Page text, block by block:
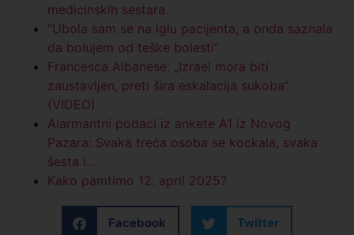
medicinskih sestara
“Ubola sam se na iglu pacijenta, a onda saznala
da bolujem od teške bolesti“
Francesca Albanese: „Izrael mora biti
zaustavljen, preti šira eskalacija sukoba“
(VIDEO)
Alarmantni podaci iz ankete A1 iz Novog
Pazara: Svaka treća osoba se kockala, svaka
šesta i…
Kako pamtimo 12. april 2025?
Facebook Twitter